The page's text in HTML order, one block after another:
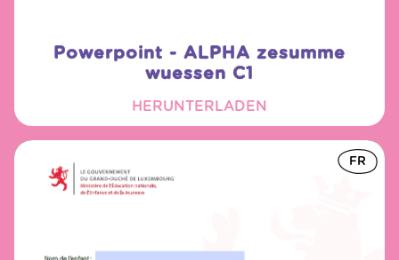
Powerpoint - ALPHA zesumme
wuessen C1
HERUNTERLADEN
FR